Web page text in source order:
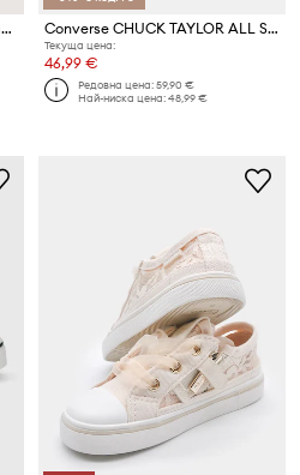
Vans OLD SKOOL високи кецове за деца Converse CHUCK TAYLOR ALL STAR 1V HELLO KITTY високи кецове за деца
Текуща цена:
46,99 €
Редовна цена:59,90 €
Най-ниска цена:48,99 €